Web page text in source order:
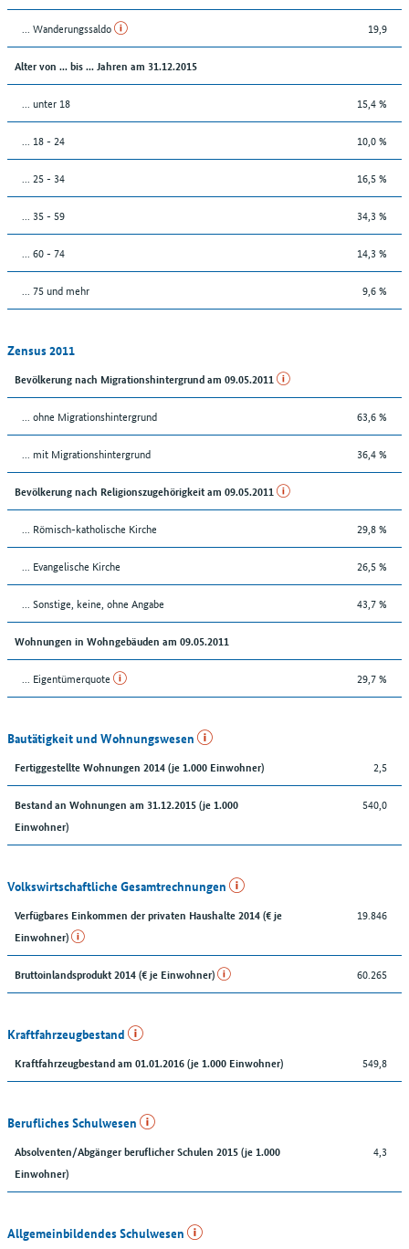
... Wanderungssaldo 19,9
Alter von ... bis ... Jahren am 31.12.2015
... unter 18 15,4 %
... 18 - 24 10,0 %
... 25 - 34 16,5 %
... 35 - 59 34,3 %
... 60 - 74 14,3 %
... 75 und mehr 9,6 %
Zensus 2011
Bevölkerung nach Migrationshintergrund am 09.05.2011
... ohne Migrationshintergrund 63,6 %
... mit Migrationshintergrund 36,4 %
Bevölkerung nach Religionszugehörigkeit am 09.05.2011
... Römisch-katholische Kirche 29,8 %
... Evangelische Kirche 26,5 %
... Sonstige, keine, ohne Angabe 43,7 %
Wohnungen in Wohngebäuden am 09.05.2011
... Eigentümerquote 29,7 %
Bautätigkeit und Wohnungswesen
Fertiggestellte Wohnungen 2014 (je 1.000 Einwohner) 2,5
Bestand an Wohnungen am 31.12.2015 (je 1.000
Einwohner)
540,0
Volkswirtschaftliche Gesamtrechnungen
Verfügbares Einkommen der privaten Haushalte 2014 (€ je
Einwohner)
19.846
Bruttoinlandsprodukt 2014 (€ je Einwohner) 60.265
Kraftfahrzeugbestand
Kraftfahrzeugbestand am 01.01.2016 (je 1.000 Einwohner) 549,8
Berufliches Schulwesen
Absolventen/Abgänger beruflicher Schulen 2015 (je 1.000
Einwohner)
4,3
Allgemeinbildendes Schulwesen